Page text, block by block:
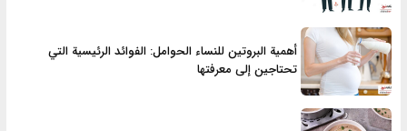
أهمية البروتين للنساء الحوامل: الفوائد الرئيسية التي
تحتاجين إلى معرفتها